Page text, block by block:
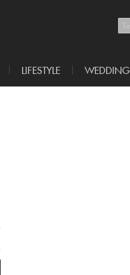
LIFESTYLE WEDDING